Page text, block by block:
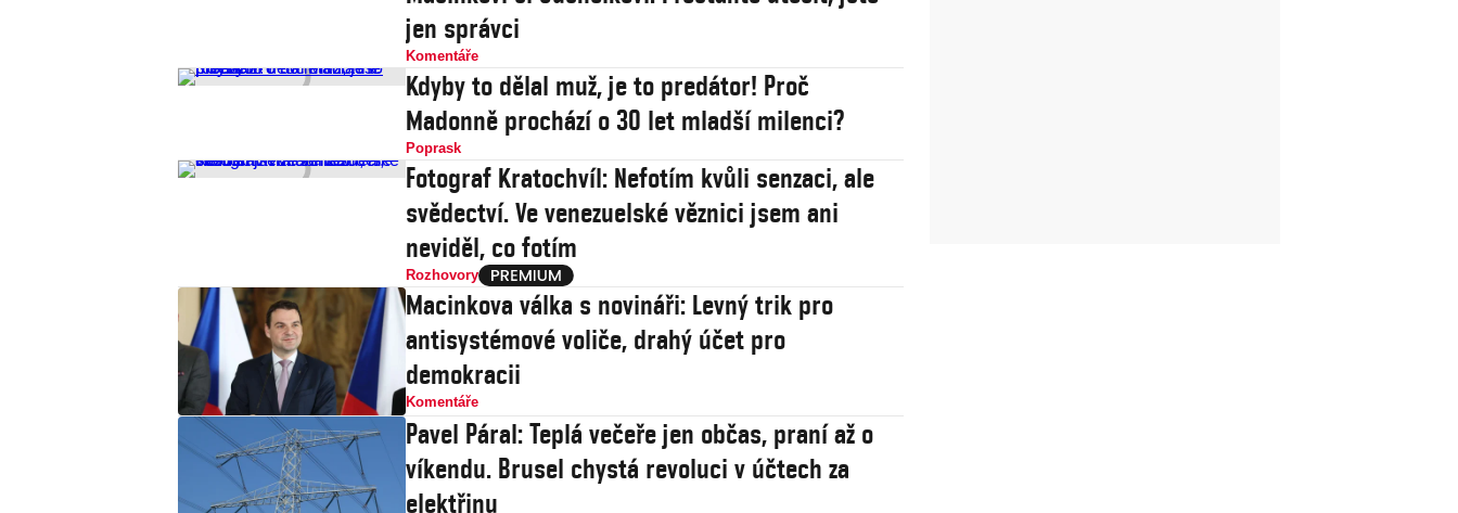
jen správci
Komentáře
Kdyby to dělal muž, je to predátor! Proč
Madonně prochází o 30 let mladší milenci?
Poprask
Fotograf Kratochvíl: Nefotím kvůli senzaci, ale
svědectví. Ve venezuelské věznici jsem ani
neviděl, co fotím
Rozhovory
Macinkova válka s novináři: Levný trik pro
antisystémové voliče, drahý účet pro
demokracii
Komentáře
Pavel Páral: Teplá večeře jen občas, praní až o
víkendu. Brusel chystá revoluci v účtech za
elektřinu